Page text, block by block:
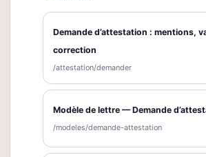
Demande d’attestation : mentions,
correction
/attestation/demander
Modèle de lettre — Demande
/modeles/demande-attestation